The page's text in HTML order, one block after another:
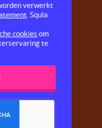
verwerkt
. Squla
cookies om
te